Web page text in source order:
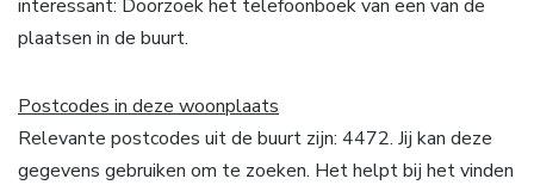
interessant: Doorzoek het telefoonboek van een van de
plaatsen in de buurt.
Postcodes in deze woonplaats
Relevante postcodes uit de buurt zijn: 4472. Jij kan deze
gegevens gebruiken om te zoeken. Het helpt bij het vinden